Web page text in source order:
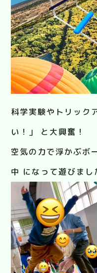
科学実験やトリック
い！」 と大興奮！
空気の力で浮かぶボ
中 になって遊びまし